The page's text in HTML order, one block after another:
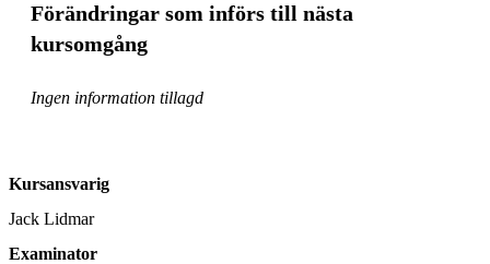
Förändringar som införs till nästa
kursomgång
Ingen information tillagd
Kursansvarig
Jack Lidmar
Examinator